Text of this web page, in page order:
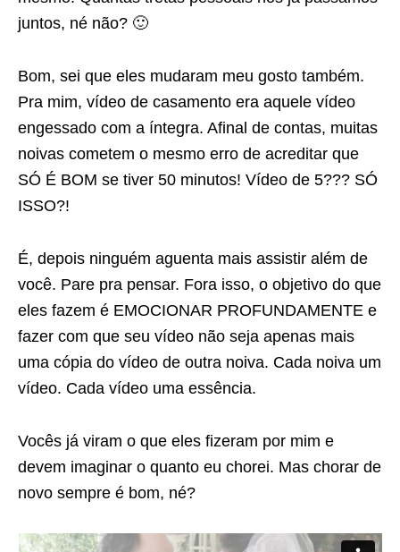
juntos, né não? 🙂
Bom, sei que eles mudaram meu gosto também.
Pra mim, vídeo de casamento era aquele vídeo
engessado com a íntegra. Afinal de contas, muitas
noivas cometem o mesmo erro de acreditar que
SÓ É BOM se tiver 50 minutos! Vídeo de 5??? SÓ
ISSO?!
É, depois ninguém aguenta mais assistir além de
você. Pare pra pensar. Fora isso, o objetivo do que
eles fazem é EMOCIONAR PROFUNDAMENTE e
fazer com que seu vídeo não seja apenas mais
uma cópia do vídeo de outra noiva. Cada noiva um
vídeo. Cada vídeo uma essência.
Vocês já viram o que eles fizeram por mim e
devem imaginar o quanto eu chorei. Mas chorar de
novo sempre é bom, né?